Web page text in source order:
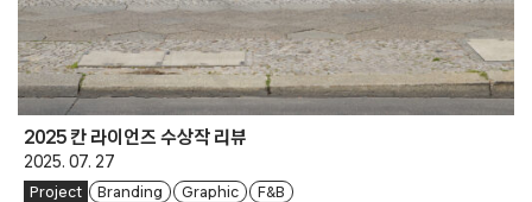
2025 칸 라이언즈 수상작 리뷰
2025. 07. 27
Project Branding Graphic F&B